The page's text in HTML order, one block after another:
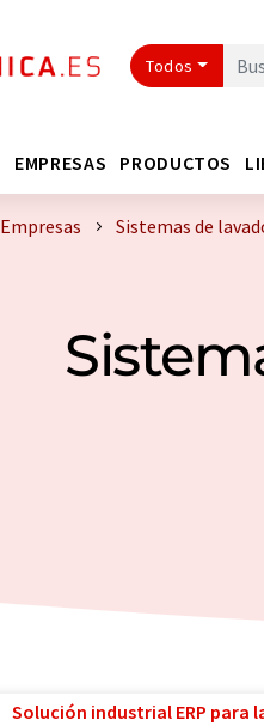
Todos
EMPRESAS PRODUCTOS
Empresas Sistemas de
Solución industrial ERP para